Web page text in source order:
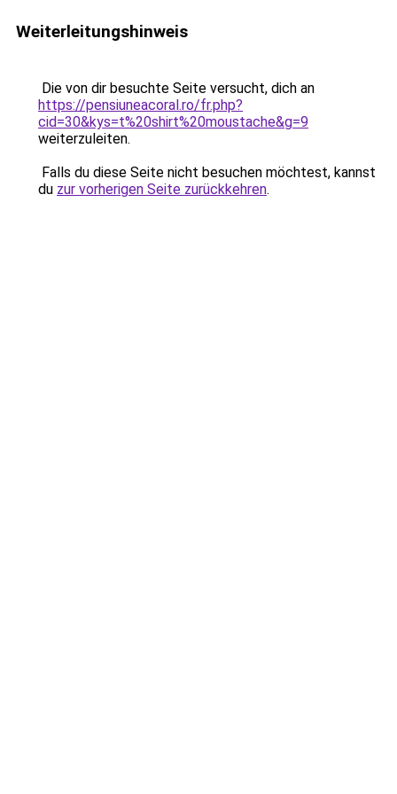
Weiterleitungshinweis
Die von dir besuchte Seite versucht, dich an
https://pensiuneacoral.ro/fr.php?
cid=30&kys=t%20shirt%20moustache&g=9
weiterzuleiten.
Falls du diese Seite nicht besuchen möchtest, kannst
du zur vorherigen Seite zurückkehren.